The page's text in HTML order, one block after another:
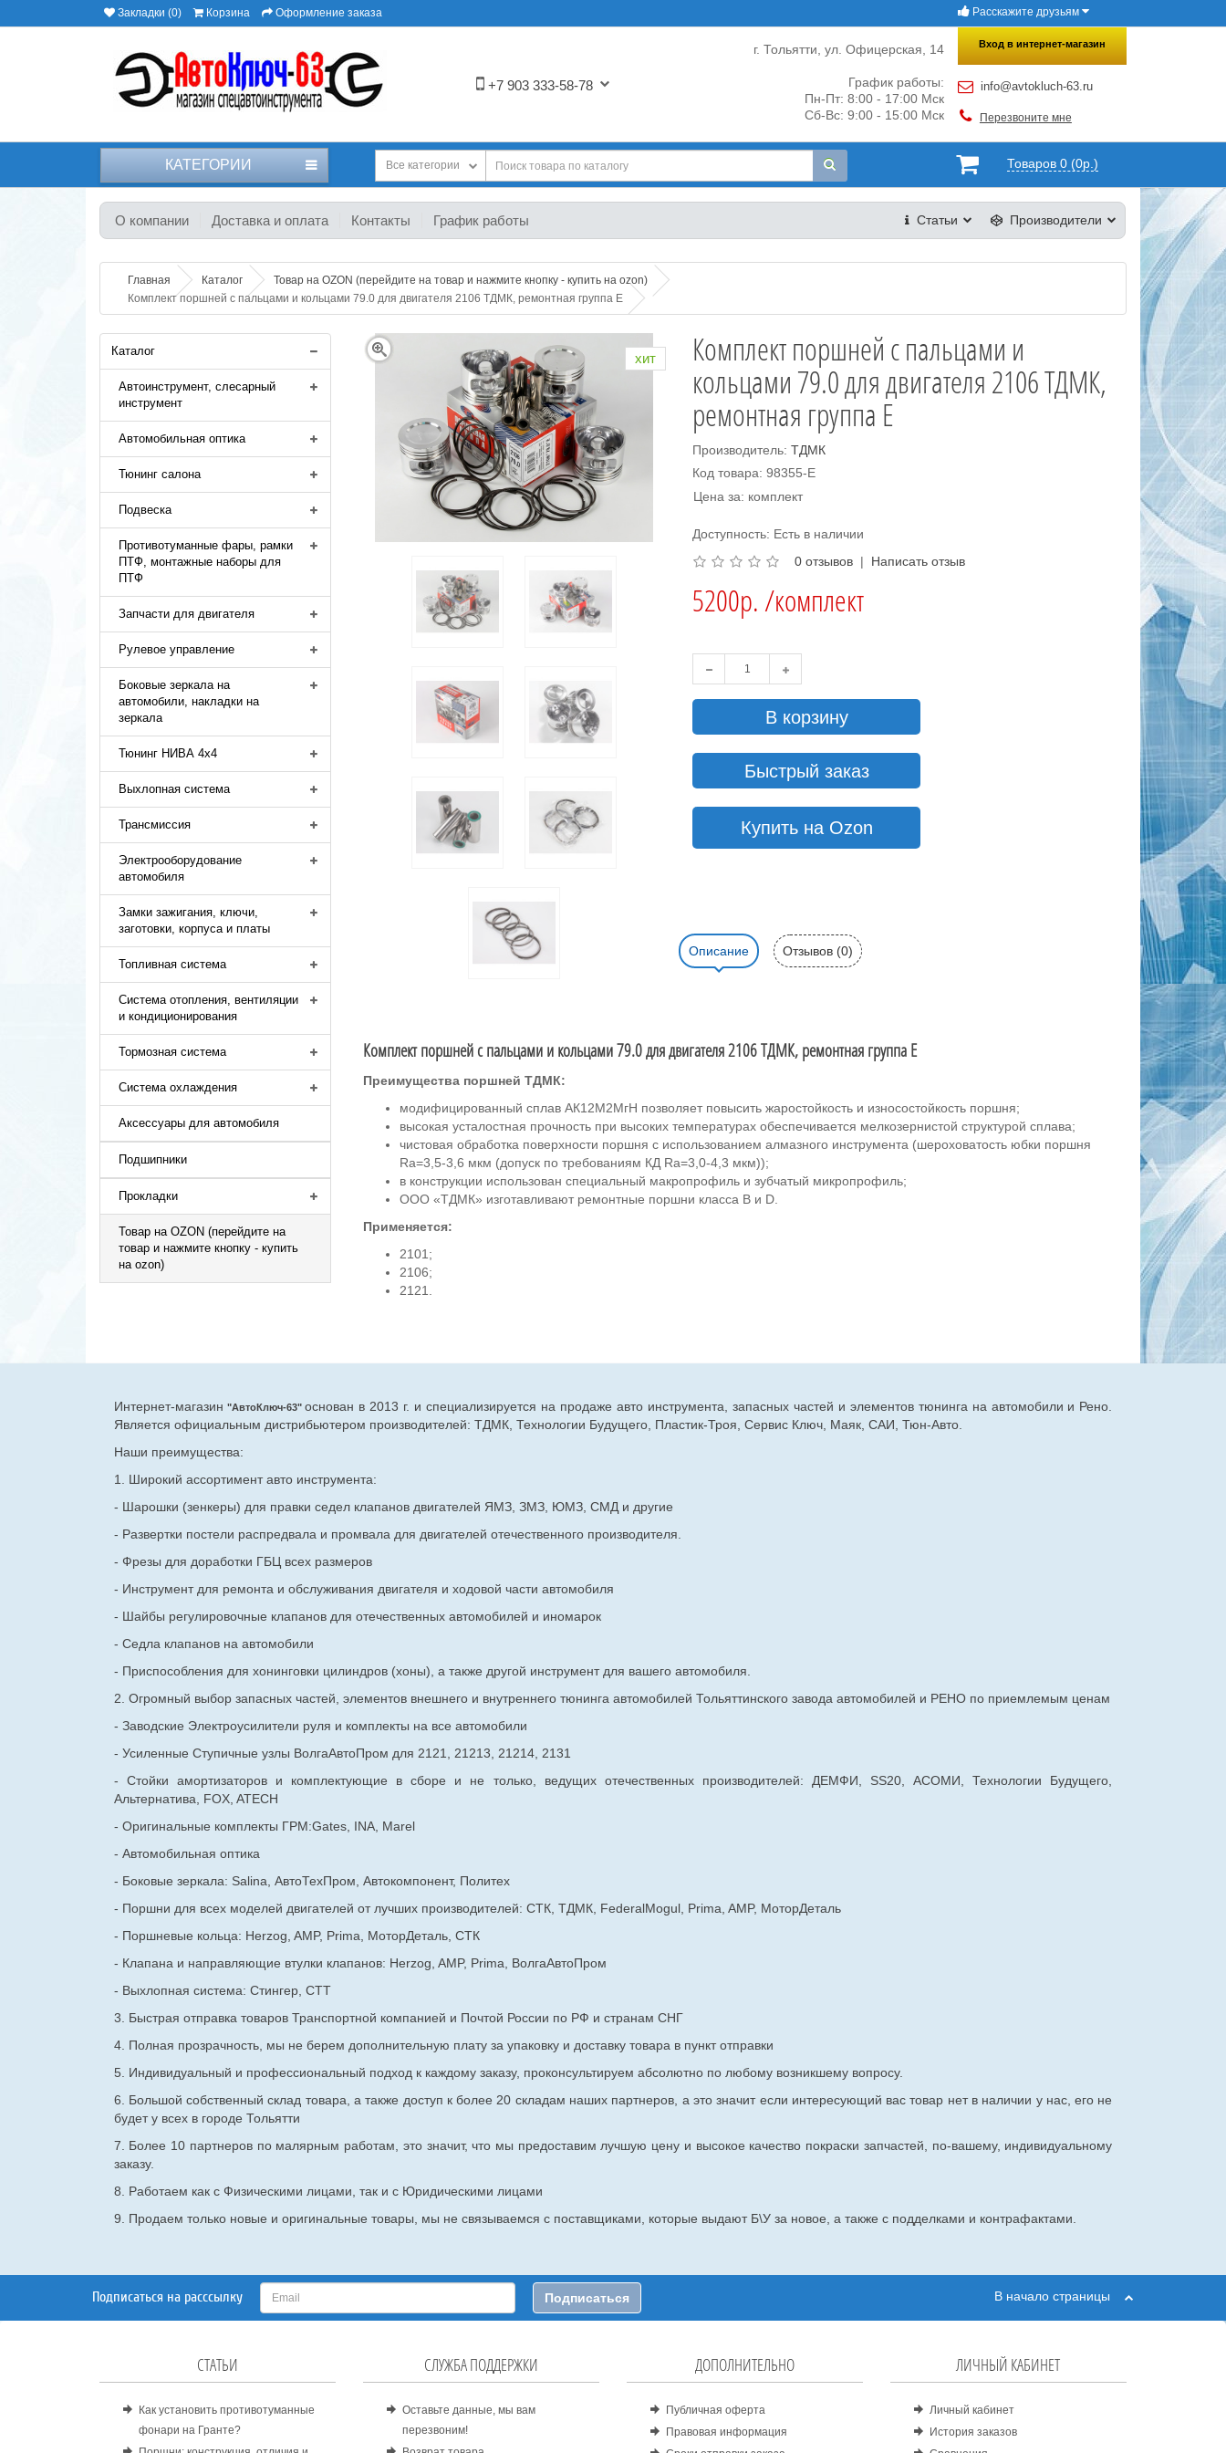
×
Закладки (0) Корзина Оформление заказа Расскажите друзьям
+7 903 333-58-78
Вход в интернет-магазин
info@avtokluch-63.ru
Перезвоните мне
г. Тольятти, ул. Офицерская, 14
График работы:
Пн-Пт: 8:00 - 17:00 Мск
Сб-Вс: 9:00 - 15:00 Мск
КАТЕГОРИИ Товаров 0 (0р.)
Все категории
О компании Доставка и оплата Контакты График работы Производители
Статьи
Главная Каталог
Товар на OZON (перейдите на товар и нажмите кнопку - купить на ozon)
Комплект поршней с пальцами и кольцами 79.0 для двигателя 2106 ТДМК, ремонтная группа E
Каталог
Автоинструмент, слесарный
инструмент
Автомобильная оптика
Тюнинг салона
Подвеска
Противотуманные фары, рамки
ПТФ, монтажные наборы для
ПТФ
Запчасти для двигателя
Рулевое управление
Боковые зеркала на
автомобили, накладки на
зеркала
Тюнинг НИВА 4х4
Выхлопная система
Трансмиссия
Электрооборудование
автомобиля
Замки зажигания, ключи,
заготовки, корпуса и платы
Топливная система
Система отопления, вентиляции
и кондиционирования
Тормозная система
Система охлаждения
Аксессуары для автомобиля
Подшипники
Прокладки
Товар на OZON (перейдите на
товар и нажмите кнопку - купить
на ozon)
хит
Комплект поршней с пальцами и
кольцами 79.0 для двигателя 2106 ТДМК,
ремонтная группа E
Производитель:ТДМК
Код товара: 98355-E
Цена за: комплект
Доступность: Есть в наличии
0 отзывов | Написать отзыв
5200р. /комплект
В корзину
Быстрый заказ
Купить на Ozon
Описание Отзывов (0)
Комплект поршней с пальцами и кольцами 79.0 для двигателя 2106 ТДМК, ремонтная группа E
Преимущества поршней ТДМК:
модифицированный сплав АК12М2МгН позволяет повысить жаростойкость и износостойкость поршня;
высокая усталостная прочность при высоких температурах обеспечивается мелкозернистой структурой сплава;
чистовая обработка поверхности поршня с использованием алмазного инструмента (шероховатость юбки поршня
Ra=3,5-3,6 мкм (допуск по требованиям КД Ra=3,0-4,3 мкм));
в конструкции использован специальный макропрофиль и зубчатый микропрофиль;
ООО «ТДМК» изготавливают ремонтные поршни класса B и D.
Применяется:
2101;
2106;
2121.
Интернет-магазин "АвтоКлюч-63"основан в 2013 г. и специализируется на продаже авто инструмента, запасных частей и элементов тюнинга на автомобили и Рено.
Является официальным дистрибьютером производителей: ТДМК, Технологии Будущего, Пластик-Троя, Сервис Ключ, Маяк, САИ, Тюн-Авто.
Наши преимущества:
1. Широкий ассортимент авто инструмента:
- Шарошки (зенкеры) для правки седел клапанов двигателей ЯМЗ, ЗМЗ, ЮМЗ, СМД и другие
- Развертки постели распредвала и промвала для двигателей отечественного производителя.
- Фрезы для доработки ГБЦ всех размеров
- Инструмент для ремонта и обслуживания двигателя и ходовой части автомобиля
- Шайбы регулировочные клапанов для отечественныхавтомобилей и иномарок
- Седла клапанов на автомобили
- Приспособления для хонинговки цилиндров (хоны), а также другой инструмент для вашего автомобиля.
2. Огромный выбор запасных частей, элементов внешнего и внутреннего тюнинга автомобилей Тольяттинского завода автомобилей и РЕНО по приемлемым ценам
- Заводские Электроусилители руля и комплекты на все автомобили
- Усиленные Ступичные узлы ВолгаАвтоПром для 2121, 21213, 21214, 2131
- Стойки амортизаторов и комплектующие в сборе и не только, ведущих отечественных производителей: ДЕМФИ, SS20, АСОМИ, Технологии Будущего,
Альтернатива, FOX, ATECH
- Оригинальные комплекты ГРМ:Gates, INA, Marel
- Автомобильная оптика
- Боковые зеркала: Salina, АвтоТехПром, Автокомпонент, Политех
- Поршни для всех моделей двигателей от лучших производителей: СТК, ТДМК, FederalMogul, Prima, AMP, МоторДеталь
- Поршневые кольца: Herzog, AMP, Prima, МоторДеталь, СТК
- Клапана и направляющие втулки клапанов: Herzog, AMP, Prima, ВолгаАвтоПром
- Выхлопная система: Стингер, СТТ
3. Быстрая отправка товаров Транспортной компанией и Почтой России по РФ и странам СНГ
4. Полная прозрачность, мы не берем дополнительную плату за упаковку и доставку товара в пункт отправки
5. Индивидуальный и профессиональный подход к каждому заказу, проконсультируем абсолютно по любому возникшему вопросу.
6. Большой собственный склад товара, а также доступ к более 20 складам наших партнеров, а это значит если интересующий вас товар нет в наличии у нас, его не
будет у всех в городе Тольятти
7. Более 10 партнеров по малярным работам, это значит, что мы предоставим лучшую цену и высокое качество покраски запчастей, по-вашему, индивидуальному
заказу.
8. Работаем как с Физическими лицами, так и с Юридическими лицами
9. Продаем только новые и оригинальные товары, мы не связываемся с поставщиками, которые выдают Б\У за новое, а также с подделками и контрафактами.
Подписаться на расссылку Подписаться В начало страницы
СТАТЬИ
Как установить противотуманные
фонари на Гранте?
СЛУЖБА ПОДДЕРЖКИ
Оставьте данные, мы вам
перезвоним!
ДОПОЛНИТЕЛЬНО
Публичная оферта
Правовая информация
ЛИЧНЫЙ КАБИНЕТ
Личный кабинет
История заказов